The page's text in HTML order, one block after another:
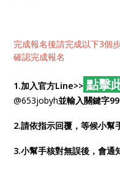
完成報名後請完成以下3個
確認完成報名
1.加入官方Line>> 點擊
@653jobyh並輸入關鍵字
2.請依指示回覆，等候小幫
3.小幫手核對無誤後，會